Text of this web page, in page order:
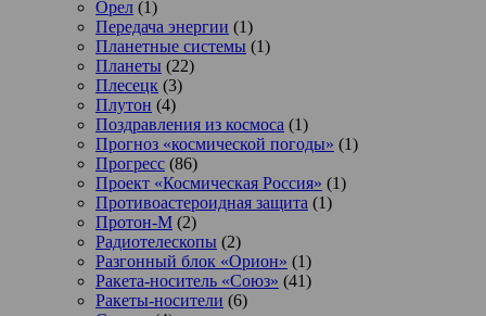
Орел (1)
Передача энергии (1)
Планетные системы (1)
Планеты (22)
Плесецк (3)
Плутон (4)
Поздравления из космоса (1)
Прогноз «космической погоды» (1)
Прогресс (86)
Проект «Космическая Россия» (1)
Противоастероидная защита (1)
Протон-М (2)
Радиотелескопы (2)
Разгонный блок «Орион» (1)
Ракета-носитель «Союз» (41)
Ракеты-носители (6)